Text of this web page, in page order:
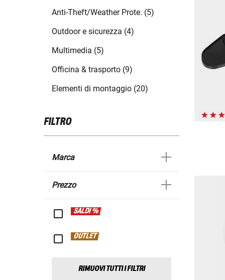
Anti-Theft/Weather Prote. (5)
Outdoor e sicurezza (4)
Multimedia (5)
Officina & trasporto (9)
Elementi di montaggio (20)
FILTRO
Marca
Prezzo
SALDI %
OUTLET
RIMUOVI TUTTI I FILTRI